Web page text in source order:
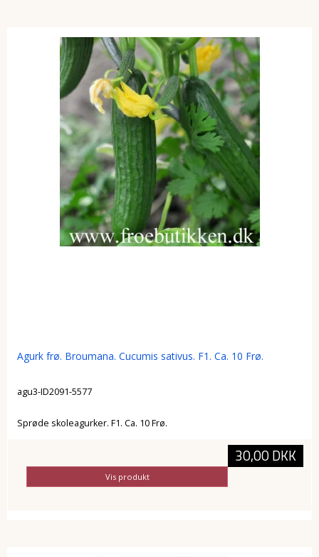
Agurk frø. Broumana. Cucumis sativus. F1. Ca. 10 Frø.
agu3-ID2091-5577
Sprøde skoleagurker. F1. Ca. 10 Frø.
30,00 DKK
Vis produkt